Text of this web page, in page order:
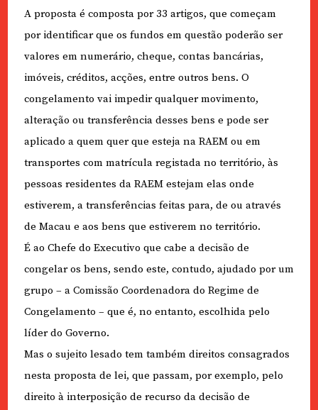
A proposta é composta por 33 artigos, que começam
por identificar que os fundos em questão poderão ser
valores em numerário, cheque, contas bancárias,
imóveis, créditos, acções, entre outros bens. O
congelamento vai impedir qualquer movimento,
alteração ou transferência desses bens e pode ser
aplicado a quem quer que esteja na RAEM ou em
transportes com matrícula registada no território, às
pessoas residentes da RAEM estejam elas onde
estiverem, a transferências feitas para, de ou através
de Macau e aos bens que estiverem no território.
É ao Chefe do Executivo que cabe a decisão de
congelar os bens, sendo este, contudo, ajudado por um
grupo – a Comissão Coordenadora do Regime de
Congelamento – que é, no entanto, escolhida pelo
líder do Governo.
Mas o sujeito lesado tem também direitos consagrados
nesta proposta de lei, que passam, por exemplo, pelo
direito à interposição de recurso da decisão de